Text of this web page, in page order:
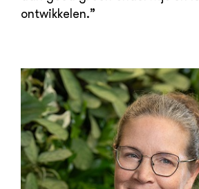
ontwikkelen.”